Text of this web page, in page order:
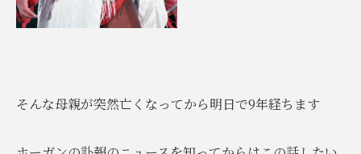
そんな母親が突然亡くなってから明日で9年経ちます